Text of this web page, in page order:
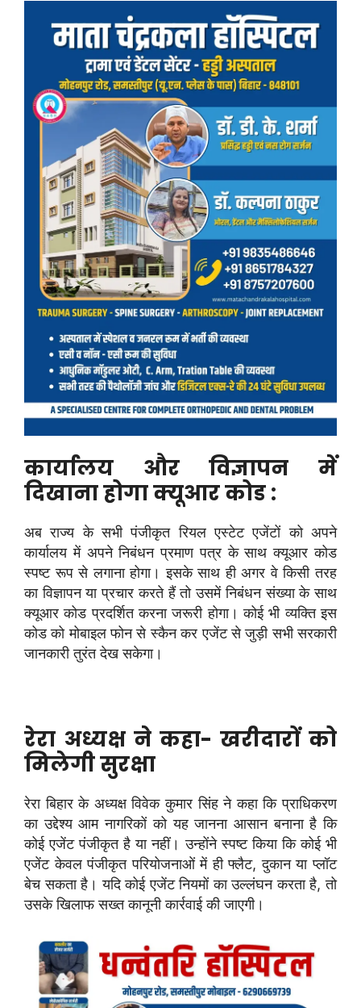
कार्यालय और विज्ञापन में
दिखाना होगा क्यूआर कोड :
अब राज्य के सभी पंजीकृत रियल एस्टेट एजेंटों को अपने
कार्यालय में अपने निबंधन प्रमाण पत्र के साथ क्यूआर कोड
स्पष्ट रूप से लगाना होगा। इसके साथ ही अगर वे किसी तरह
का विज्ञापन या प्रचार करते हैं तो उसमें निबंधन संख्या के साथ
क्यूआर कोड प्रदर्शित करना जरूरी होगा। कोई भी व्यक्ति इस
कोड को मोबाइल फोन से स्कैन कर एजेंट से जुड़ी सभी सरकारी
जानकारी तुरंत देख सकेगा।
रेरा अध्यक्ष ने कहा- खरीदारों को
मिलेगी सुरक्षा
रेरा बिहार के अध्यक्ष विवेक कुमार सिंह ने कहा कि प्राधिकरण
का उद्देश्य आम नागरिकों को यह जानना आसान बनाना है कि
कोई एजेंट पंजीकृत है या नहीं। उन्होंने स्पष्ट किया कि कोई भी
एजेंट केवल पंजीकृत परियोजनाओं में ही फ्लैट, दुकान या प्लॉट
बेच सकता है। यदि कोई एजेंट नियमों का उल्लंघन करता है, तो
उसके खिलाफ सख्त कानूनी कार्रवाई की जाएगी।